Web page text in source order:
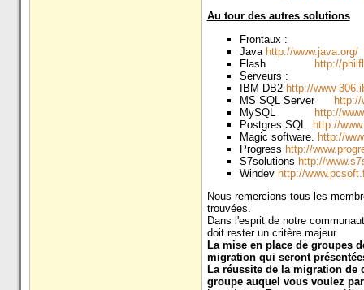
Au tour des autres solutions
Frontaux :
Java http://www.java.org/
Flash http://
Serveurs :
IBM DB2 http://www-
MS SQL Server http://
MySQL http://
Postgres SQL http://
Magic software. http://
Progress http://
S7solutions http://
Windev http://
Nous remercions tous les
trouvées.
Dans l'esprit de notre
doit rester un critère majeur.
La mise en place de groupes
migration qui seront
La réussite de la migration de
groupe auquel vous voulez